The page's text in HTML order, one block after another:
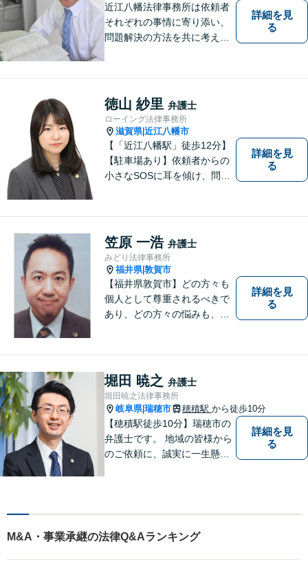
近江八幡法律事務所は依頼者
それぞれの事情に寄り添い、
問題解決の方法を共に考える
方」も、ぜひお気軽にご相談
ください。
詳細を見
る
徳山 紗里 弁護士
ローイング法律事務所
滋賀県|近江八幡市
【「近江八幡駅」徒歩12分】
【駐車場あり】依頼者からの
小さなSOSに耳を傾け、問題
ております。 ぜひ一度私にご
相談ください。
詳細を見
る
笠原 一浩 弁護士
みどり法律事務所
福井県|敦賀市
【福井県敦賀市】どの方々も
個人として尊重されるべきで
あり、どの方々の悩みも、そ
す。 また、言葉の壁や専門知
識の壁も越えて、解決が図ら
れる必要があります。
詳細を見
る
堀田 暁之 弁護士
堀田暁之法律事務所
岐阜県|瑞穂市 穂積駅 から徒歩10分
【穂積駅徒歩10分】瑞穂市の
弁護士です。 地域の皆様から
のご依頼に、誠実に一生懸命
はじめとする民事事件に対応
してきました。お気軽にお電
話ください【駐車場完備】
詳細を見
る
M&A・事業承継の法律Q&Aランキング